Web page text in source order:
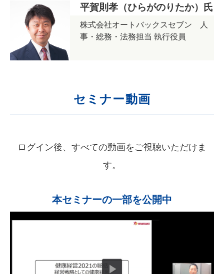
平賀則孝（ひらがのりたか）氏
株式会社オートバックスセブン 人
事・総務・法務担当 執行役員
セミナー動画
ログイン後、すべての動画をご視聴いただけま
す。
本セミナーの一部を公開中